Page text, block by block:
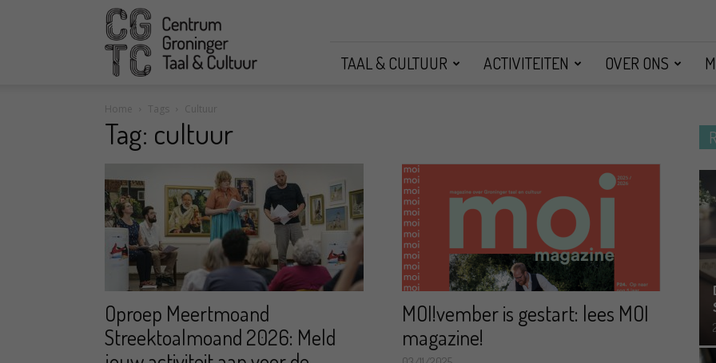
CGTC
TAAL & CULTUUR ACTIVITEITEN OVER ONS
Home Tags Cultuur
Tag: cultuur
Oproep Meertmoand
Streektoalmoand 2026: Meld
MOI!vember is gestart: lees MOI
magazine!